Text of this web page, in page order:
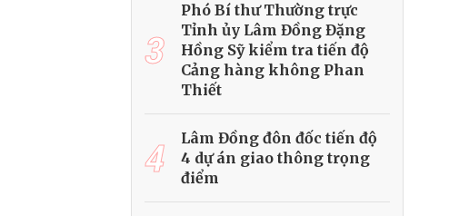
3
Phó Bí thư Thường trực
Tỉnh ủy Lâm Đồng Đặng
Hồng Sỹ kiểm tra tiến độ
Cảng hàng không Phan
Thiết
4
Lâm Đồng đôn đốc tiến độ
4 dự án giao thông trọng
điểm